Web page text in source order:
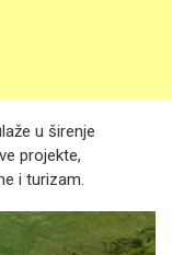
u širenje
projekte,
i turizam.